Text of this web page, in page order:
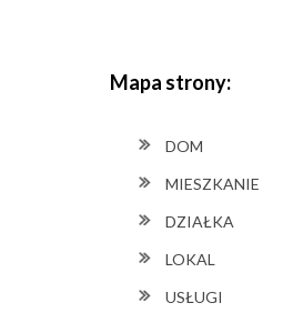
Mapa strony:
DOM
MIESZKANIE
DZIAŁKA
LOKAL
USŁUGI